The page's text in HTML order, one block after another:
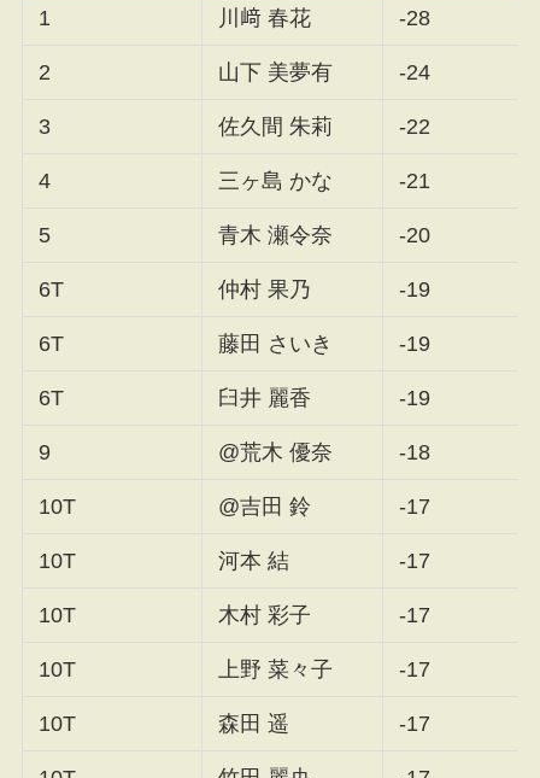
1 川﨑 春花 -28
2 山下 美夢有 -24
3 佐久間 朱莉 -22
4 三ヶ島 かな -21
5 青木 瀬令奈 -20
6T 仲村 果乃 -19
6T 藤田 さいき -19
6T 臼井 麗香 -19
9 @荒木 優奈 -18
10T @吉田 鈴 -17
10T 河本 結 -17
10T 木村 彩子 -17
10T 上野 菜々子 -17
10T 森田 遥 -17